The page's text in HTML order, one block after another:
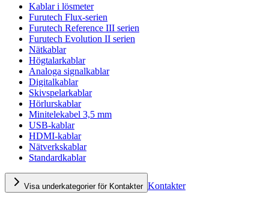
Kablar i lösmeter
Furutech Flux-serien
Furutech Reference III serien
Furutech Evolution II serien
Nätkablar
Högtalarkablar
Analoga signalkablar
Digitalkablar
Skivspelarkablar
Hörlurskablar
Minitelekabel 3,5 mm
USB-kablar
HDMI-kablar
Nätverkskablar
Standardkablar
Visa underkategorier för Kontakter Kontakter